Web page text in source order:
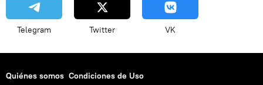
Telegram Twitter VK
Quiénes somos Condiciones de Uso